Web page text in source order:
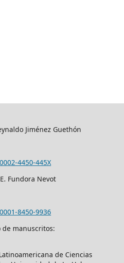
Jiménez Guethón
4450-445X
Fundora Nevot
8450-9936
de manuscritos:
de Ciencias